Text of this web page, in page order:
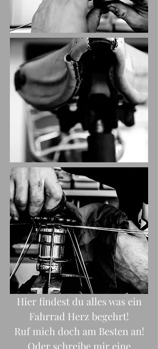
Hier findest du alles was ein
Fahrrad Herz begehrt!
Ruf mich doch am Besten an!
Oder schreibe mir eine